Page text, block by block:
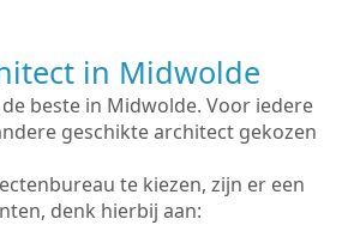
in Midwolde
beste in Midwolde. Voor iedere
geschikte architect gekozen
te kiezen, zijn er een
denk hierbij aan: